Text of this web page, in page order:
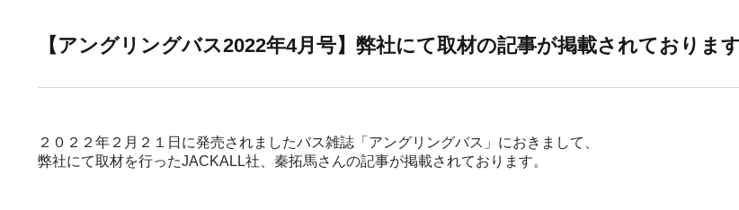
【アングリングバス2022年4月号】弊社にて取材の記事が掲載されておりま
２０２２年２月２１日に発売されましたバス雑誌「アングリングバス」におきまして、
弊社にて取材を行ったJACKALL社、秦拓馬さんの記事が掲載されております。